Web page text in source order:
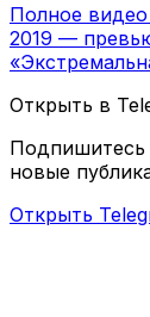
Полное
2019 —
Открыть в
Подпишитесь
новые
Открыть